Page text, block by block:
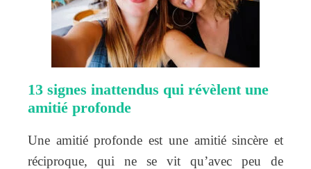
13 signes inattendus qui révèlent une
amitié profonde
Une amitié profonde est une amitié sincère et
réciproque, qui ne se vit qu’avec peu de